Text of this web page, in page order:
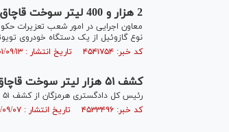
2 هزار و 400 لیتر سوخت قاچاق در شهرستان نیکشهر کشف شد
نوع گازوئیل از یک دستگاه خودروی
کد خبر: ۴۵۴۱۷۵۴ تاریخ انتشار : ۱۴۰۱/۰۹/۱۳
کشف ۵۱ هزار لیتر سوخت قاچاق در آب‌های جزیره قشم
رئیس کل دادگستری هرمزگان از کشف ۵۱ هزار لیتر سوخت قاچاق در آب‌های جزیره قشم خبر داد.
کد خبر: ۴۵۳۳۴۹۶ تاریخ انتشار : ۱۴۰۱/۰۹/۰۷